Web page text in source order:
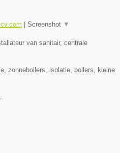
Screenshot ▼
van sanitair, centrale
zonneboilers, isolatie, boilers, kleine